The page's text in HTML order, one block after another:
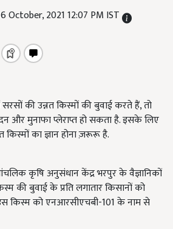
October, 2021 12:07 PM IST
की उन्नत किस्मों की बुवाई करते हैं,तो
और मुनाफा प्लेराप्त हो सकता है. इसके लिए
किस्मों का ज्ञान होना ज़रूरू है.
कृषि अनुसंधान केंद्र भरपुर के वैज्ञानिकों
की बुवाई के प्रति लगातार किसानों को
किस्म को एनआरसीएचबी-101 के नाम से